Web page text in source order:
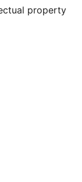
property